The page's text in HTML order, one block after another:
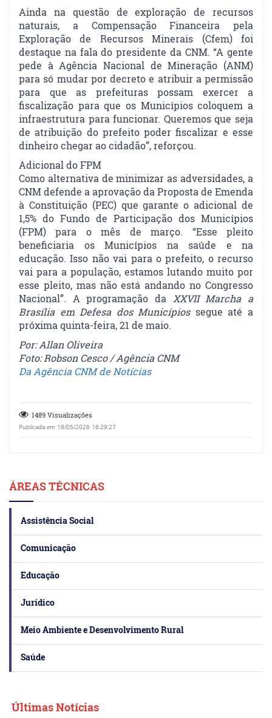
Ainda na questão de exploração de recursos
naturais, a Compensação Financeira pela
Exploração de Recursos Minerais (Cfem) foi
destaque na fala do presidente da CNM. “A gente
pede à Agência Nacional de Mineração (ANM)
para só mudar por decreto e atribuir a permissão
para que as prefeituras possam exercer a
fiscalização para que os Municípios coloquem a
infraestrutura para funcionar. Queremos que seja
de atribuição do prefeito poder fiscalizar e esse
dinheiro chegar ao cidadão”, reforçou.
Adicional do FPM
Como alternativa de minimizar as adversidades, a
CNM defende a aprovação da Proposta de Emenda
à Constituição (PEC) que garante o adicional de
1,5% do Fundo de Participação dos Municípios
(FPM) para o mês de março. “Esse pleito
beneficiaria os Municípios na saúde e na
educação. Isso não vai para o prefeito, o recurso
vai para a população, estamos lutando muito por
esse pleito, mas não está andando no Congresso
Nacional”. A programação da XXVII Marcha a
Brasília em Defesa dos Municípiossegue até a
próxima quinta-feira, 21 de maio.
Por: Allan Oliveira
Foto: Robson Cesco / Agência CNM
Da Agência CNM de Notícias
1489 Visualizações
Publicada em 18/05/2026 16:29:27
ÁREAS TÉCNICAS
Assistência Social
Comunicação
Educação
Jurídico
Meio Ambiente e Desenvolvimento Rural
Saúde
Últimas Notícias